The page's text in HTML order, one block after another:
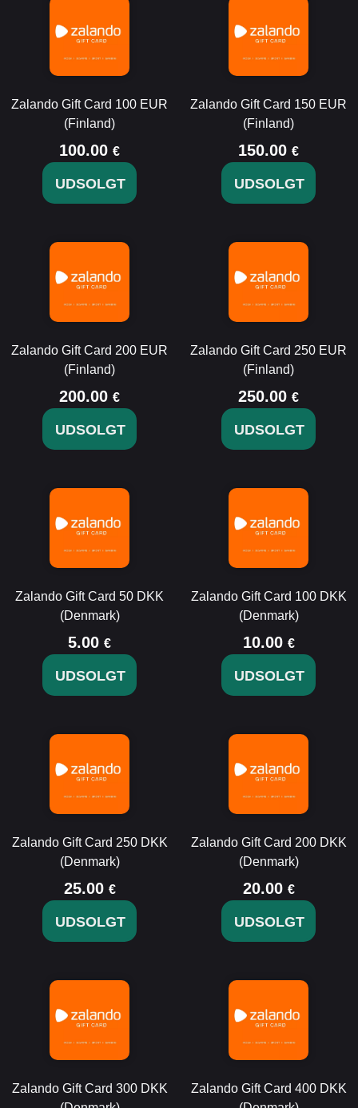
Zalando Gift Card 100 EUR
(Finland)
100.00 €
UDSOLGT
Zalando Gift Card 150 EUR
(Finland)
150.00 €
UDSOLGT
Zalando Gift Card 200 EUR
(Finland)
200.00 €
UDSOLGT
Zalando Gift Card 250 EUR
(Finland)
250.00 €
UDSOLGT
Zalando Gift Card 50 DKK
(Denmark)
5.00 €
UDSOLGT
Zalando Gift Card 100 DKK
(Denmark)
10.00 €
UDSOLGT
Zalando Gift Card 250 DKK
(Denmark)
25.00 €
UDSOLGT
Zalando Gift Card 200 DKK
(Denmark)
20.00 €
UDSOLGT
Zalando Gift Card 300 DKK
Zalando Gift Card 400 DKK